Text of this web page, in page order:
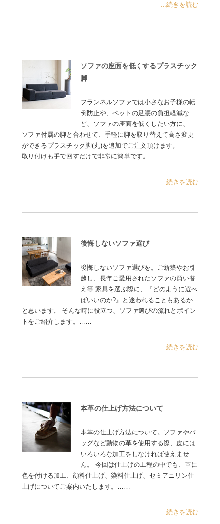
...続きを読む
ソファの座面を低くするプラスチック
脚
フランネルソファでは小さなお子様の転
倒防止や、ペットの足腰の負担軽減な
ど、ソファの座面を低くしたい方に、
ソファ付属の脚と合わせて、手軽に脚を取り替えて高さ変更
ができるプラスチック脚(丸)を追加でご注文頂けます。
取り付けも手で回すだけで非常に簡単です。……
...続きを読む
後悔しないソファ選び
後悔しないソファ選びを。ご新築やお引
越し、長年ご愛用されたソファの買い替
え等 家具を選ぶ際に、『どのように選べ
ばいいのか?』と迷われることもあるか
と思います。 そんな時に役立つ、ソファ選びの流れとポイン
トをご紹介します。……
...続きを読む
本革の仕上げ方法について
本革の仕上げ方法について。ソファやバ
ッグなど動物の革を使用する際、皮には
いろいろな加工をしなければ使えませ
ん。 今回は仕上げの工程の中でも、革に
色を付ける加工、顔料仕上げ、染料仕上げ、セミアニリン仕
上げについてご案内いたします。……
...続きを読む